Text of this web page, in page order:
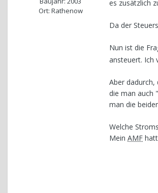
Ort: Rathenow
es zusätzlich
Da der
Nun ist die
ansteuert. Ich
Aber
die man auch
man die
Welche
Mein AMF